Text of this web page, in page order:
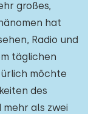
großes,
hat
Radio und
täglichen
möchte
des
als zwei